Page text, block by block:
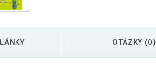
OTÁZKY (0)